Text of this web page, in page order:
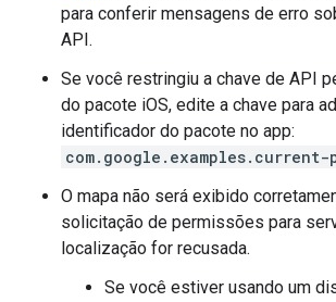
para conferir mensagens de erro
API.
Se você restringiu a chave de API
do pacote iOS, edite a chave para
identificador do pacote no app:
com.google.examples.current-
O mapa não será exibido
solicitação de permissões para
localização for recusada.
Se você estiver usando um